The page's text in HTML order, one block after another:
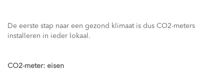
De eerste stap naar een gezond klimaat is dus CO2-meters
installeren in ieder lokaal.
CO2-meter: eisen